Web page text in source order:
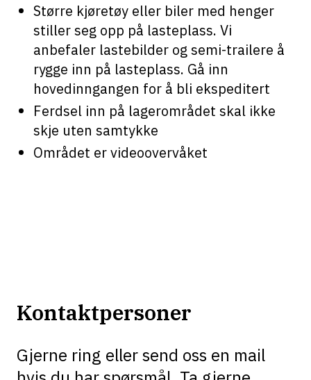
Større kjøretøy eller biler med henger
stiller seg opp på lasteplass. Vi
anbefaler lastebilder og semi-trailere å
rygge inn på lasteplass. Gå inn
hovedinngangen for å bli ekspeditert
Ferdsel inn på lagerområdet skal ikke
skje uten samtykke
Området er videoovervåket
Kontaktpersoner
Gjerne ring eller send oss en mail